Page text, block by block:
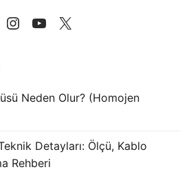
LED Modüller
Gerilim Şerit LED
Gerilim Çubuk LED
Akım Çubuk LED
LED Profilleri
Neden Olur? (Homojen
Detayları: Ölçü, Kablo
Rehberi